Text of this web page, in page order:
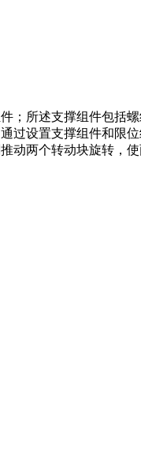
；所述支撑组件包括
过设置支撑组件和限
动两个转动块旋转，